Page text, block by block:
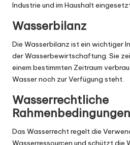
Industrie und im Haushalt
Wasserbilanz
Die Wasserbilanz ist ein wichtiger
der Wasserbewirtschaftung. Sie
einem bestimmten Zeitraum
Wasser noch zur Verfügung steht.
Wasserrechtliche
Rahmenbedingungen
Das Wasserrecht regelt die
Wasserressourcen und schützt die